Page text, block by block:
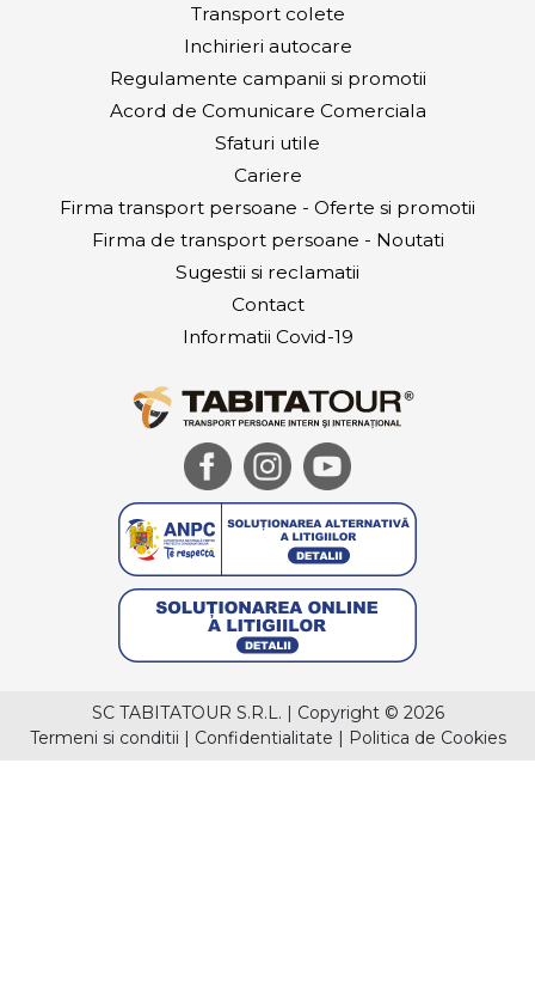
Transport colete
Inchirieri autocare
Regulamente campanii si promotii
Acord de Comunicare Comerciala
Sfaturi utile
Cariere
Firma transport persoane - Oferte si promotii
Firma de transport persoane - Noutati
Sugestii si reclamatii
Contact
Informatii Covid-19
SC TABITATOUR S.R.L. | Copyright © 2026
Termeni si conditii | Confidentialitate | Politica de Cookies